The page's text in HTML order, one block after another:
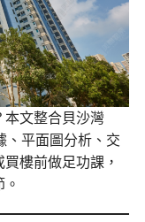
本文整合貝沙灣
、平面圖分析、交
樓前做足功課，